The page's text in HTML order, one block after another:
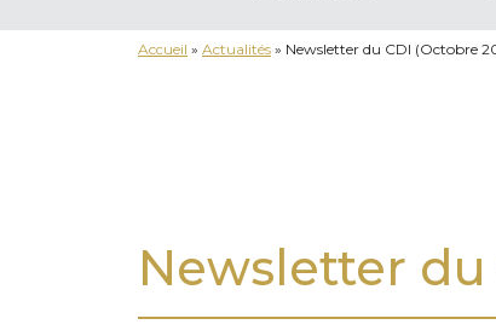
Accueil » Actualités » Newsletter du CDI (Octobre
Newsletter du